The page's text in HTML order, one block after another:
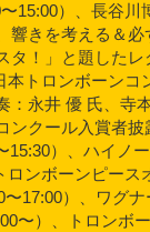
15:00）、長谷川
響きを考える＆
タ！」と題したレ
本トロンボーンコ
：永井 優 氏、寺
ンクール入賞者披
15:30）、ハイノ
ロンボーンピー
〜17:00）、ワグ
〜）、トロンボ